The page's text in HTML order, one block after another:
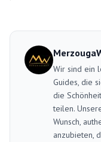
Wir sind ein
Guides, die
die
teilen.
Wunsch,
anzubieten,